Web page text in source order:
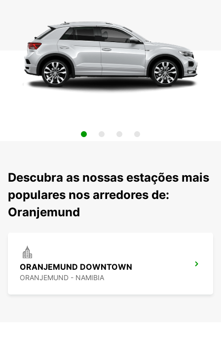
Descubra as nossas estações mais
populares nos arredores de:
Oranjemund
ORANJEMUND DOWNTOWN
ORANJEMUND - NAMIBIA